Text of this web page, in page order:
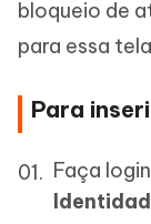
bloqueio de
para essa
Para
Faça